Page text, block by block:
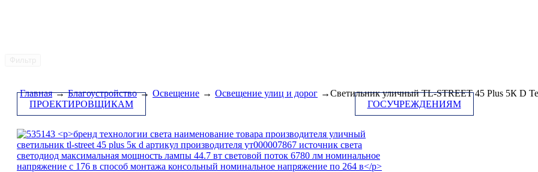
Главная → Благоустройство → Освещение → Освещение улиц и дорог →Светильник уличный TL-STREET 45 Plus 5К D
ПРОЕКТИРОВЩИКАМ
ГОСУЧРЕЖДЕНИЯМ